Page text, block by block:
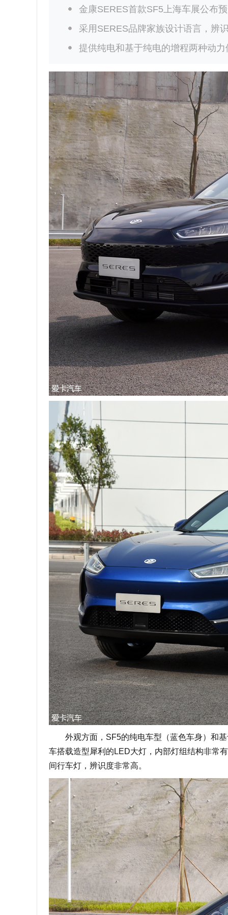
金康SERES首款SF5上海车展公布
采用SERES品牌家族设计语言，辨
提供纯电和基于纯电的增程两种动力
外观方面，SF5的纯电车型（蓝色车身）和基
车搭载造型犀利的LED大灯，内部灯组结构非常
间行车灯，辨识度非常高。